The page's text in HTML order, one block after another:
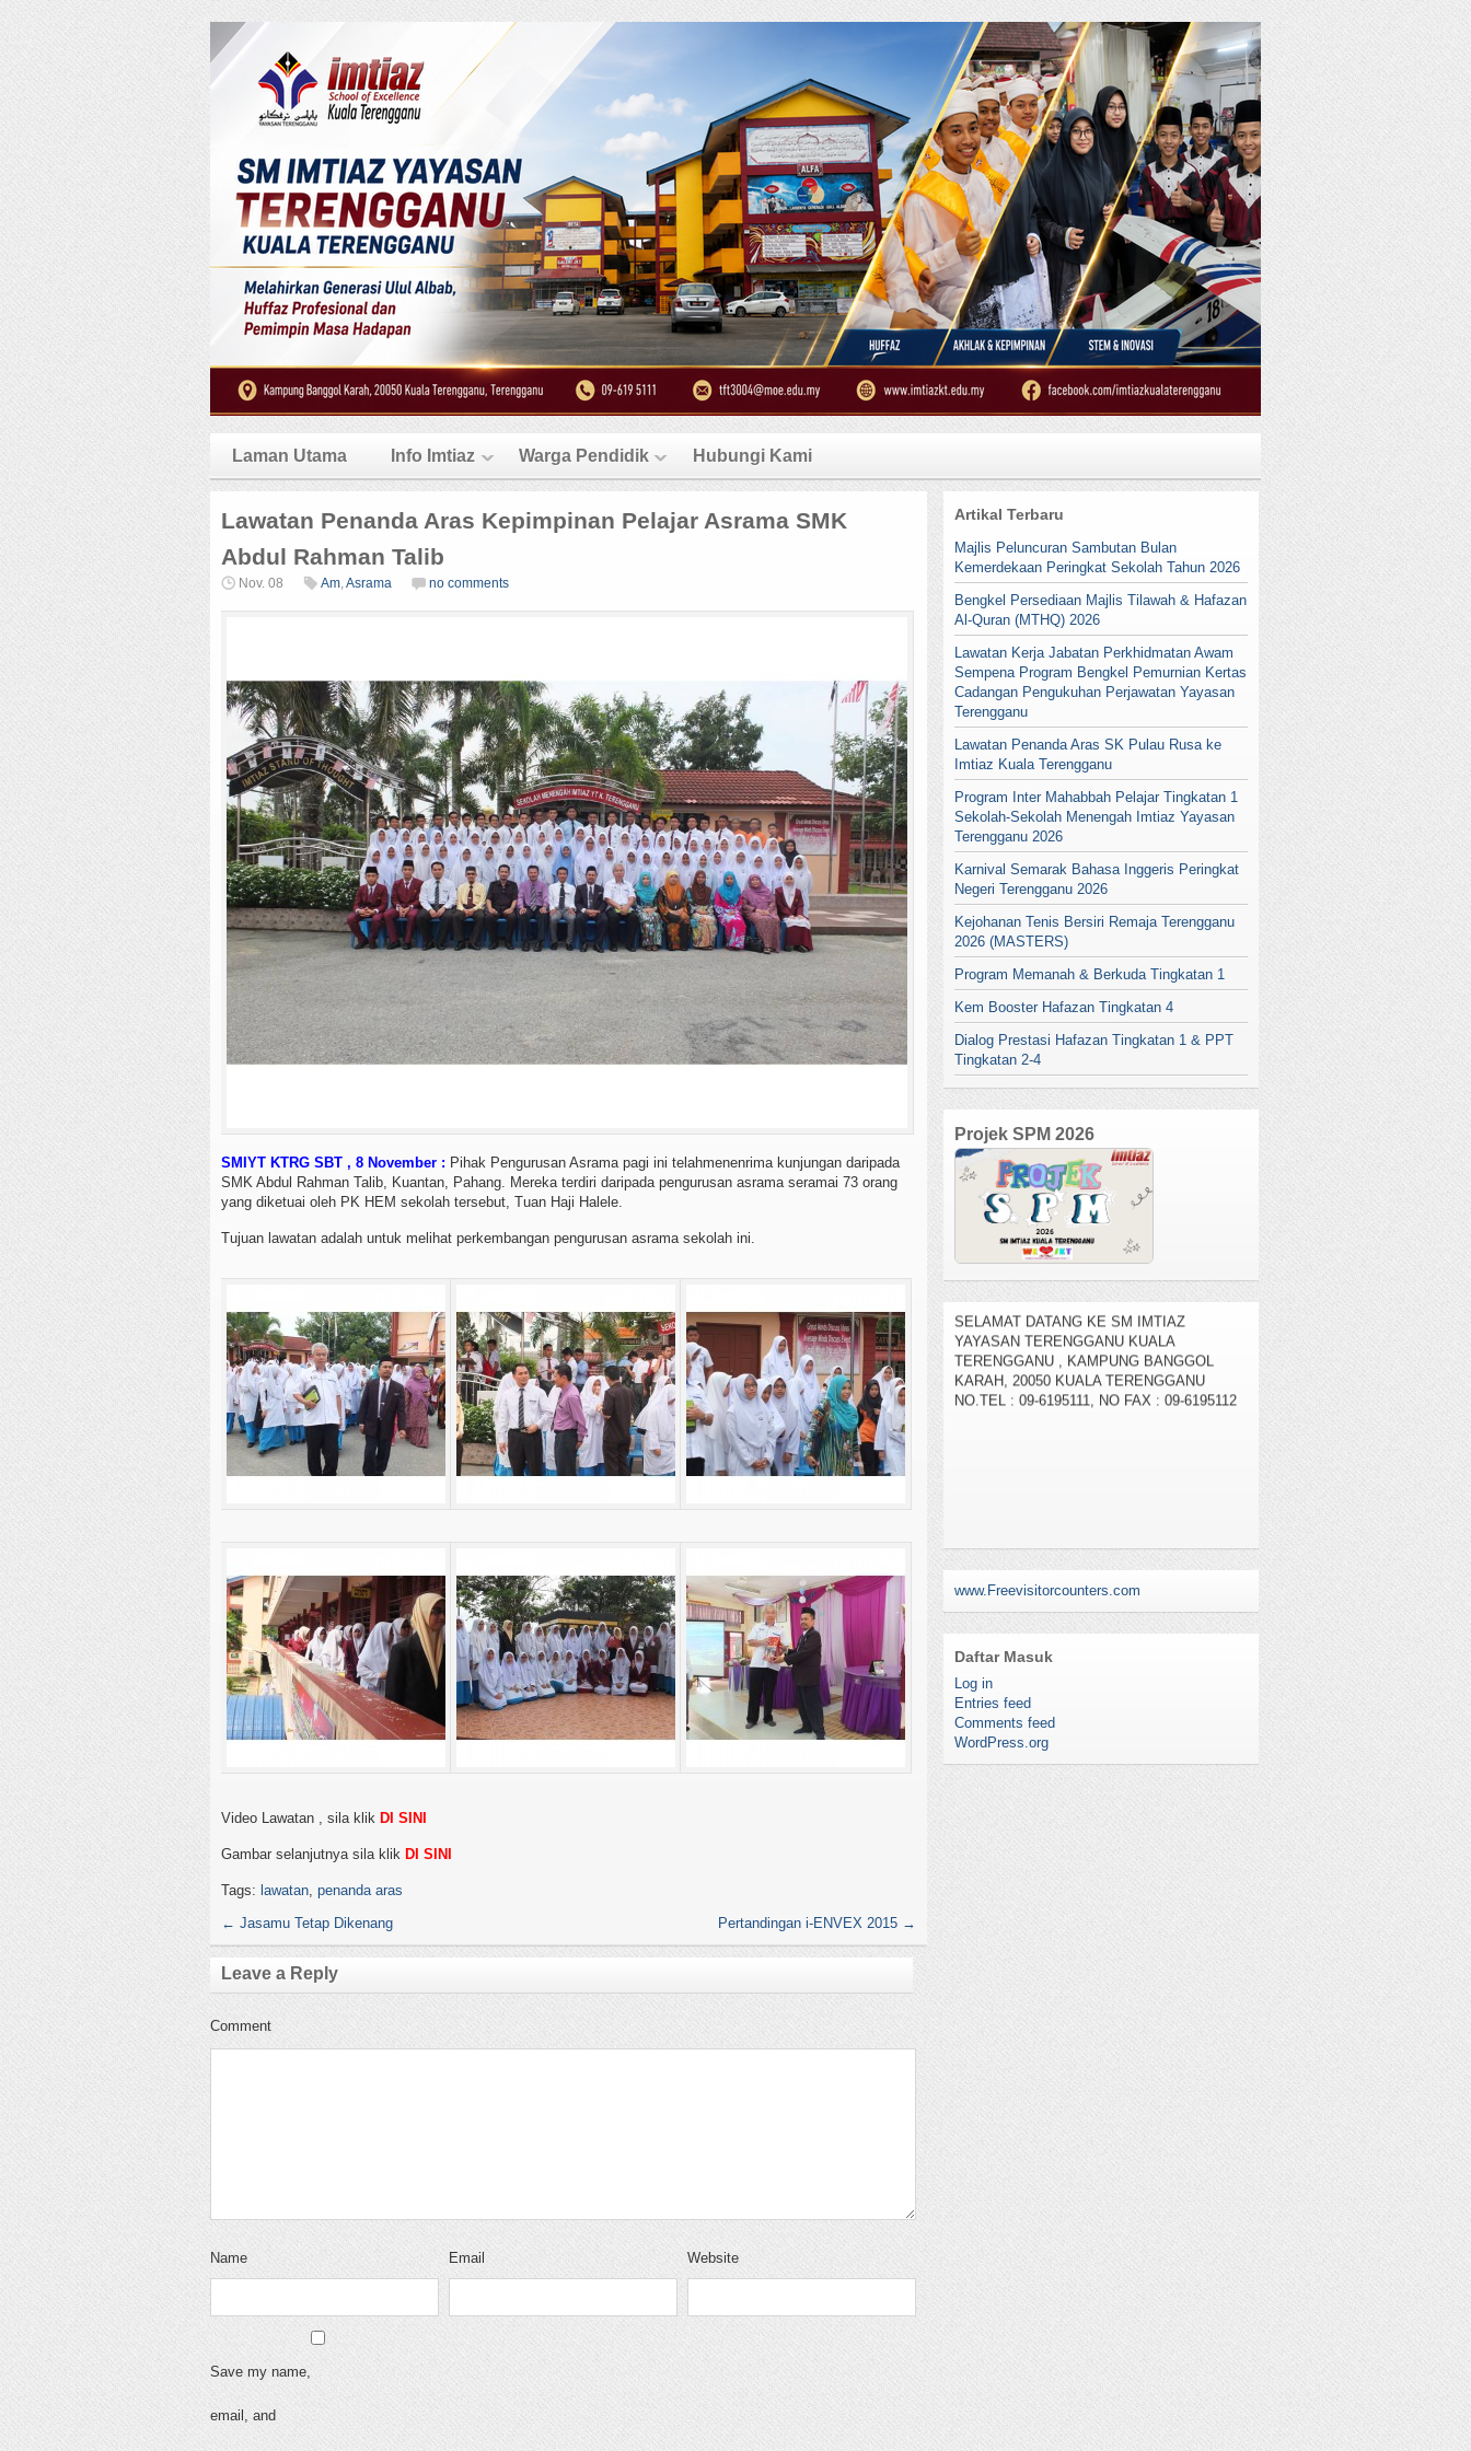
Laman Utama Info Imtiaz Warga Pendidik Hubungi Kami
Lawatan Penanda Aras Kepimpinan Pelajar Asrama SMK
Abdul Rahman Talib
Nov. 08 Am,Asrama no comments
SMIYT KTRG SBT , 8 November : Pihak Pengurusan Asrama pagi ini telahmenenrima kunjungan daripada
SMK Abdul Rahman Talib, Kuantan, Pahang. Mereka terdiri daripada pengurusan asrama seramai 73 orang
yang diketuai oleh PK HEM sekolah tersebut, Tuan Haji Halele.
Tujuan lawatan adalah untuk melihat perkembangan pengurusan asrama sekolah ini.
Video Lawatan , sila klik DI SINI
Gambar selanjutnya sila klik DI SINI
Tags: lawatan penanda aras
← Jasamu Tetap Dikenang Pertandingan i-ENVEX 2015 →
Leave a Reply
Comment
Name Email Website
Save my name,
email, and
Artikal Terbaru
Majlis Peluncuran Sambutan Bulan
Kemerdekaan Peringkat Sekolah Tahun 2026
Bengkel Persediaan Majlis Tilawah & Hafazan
Al-Quran (MTHQ) 2026
Lawatan Kerja Jabatan Perkhidmatan Awam
Sempena Program Bengkel Pemurnian Kertas
Cadangan Pengukuhan Perjawatan Yayasan
Terengganu
Lawatan Penanda Aras SK Pulau Rusa ke
Imtiaz Kuala Terengganu
Program Inter Mahabbah Pelajar Tingkatan 1
Sekolah-Sekolah Menengah Imtiaz Yayasan
Terengganu 2026
Karnival Semarak Bahasa Inggeris Peringkat
Negeri Terengganu 2026
Kejohanan Tenis Bersiri Remaja Terengganu
2026 (MASTERS)
Program Memanah & Berkuda Tingkatan 1
Kem Booster Hafazan Tingkatan 4
Dialog Prestasi Hafazan Tingkatan 1 & PPT
Tingkatan 2-4
Projek SPM 2026
SELAMAT DATANG KE SM IMTIAZ
YAYASAN TERENGGANU KUALA
TERENGGANU , KAMPUNG BANGGOL
KARAH, 20050 KUALA TERENGGANU
NO.TEL : 09-6195111, NO FAX : 09-6195112
www.Freevisitorcounters.com
Daftar Masuk
Log in
Entries feed
Comments feed
WordPress.org